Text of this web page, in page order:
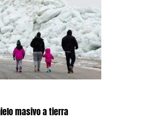
masivo a tierra